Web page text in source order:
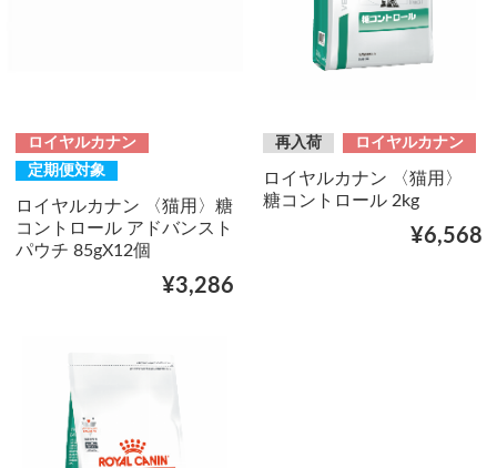
ロイヤルカナン
定期便対象
ロイヤルカナン 〈猫用〉糖
コントロール アドバンスト
パウチ 85gX12個
¥3,286
再入荷 ロイヤルカナン
ロイヤルカナン 〈猫用〉
糖コントロール 2kg
¥6,568